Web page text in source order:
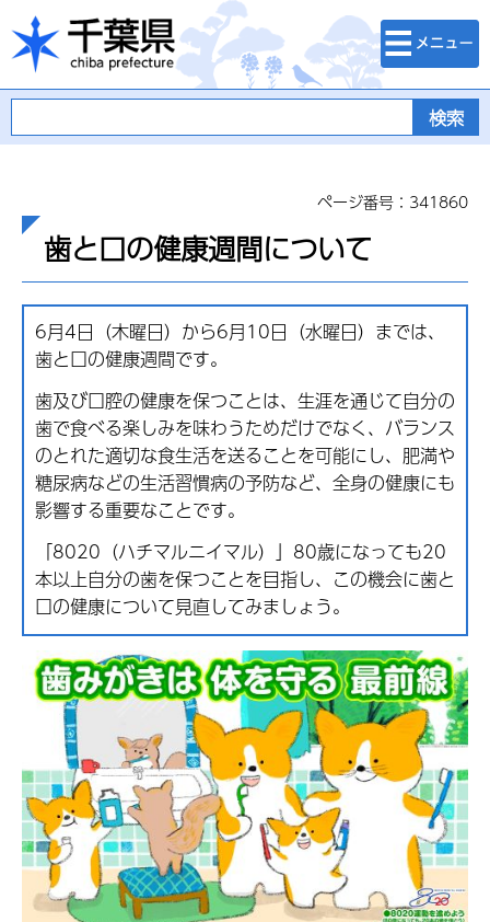
千葉県
検索・メニュ
ー
ページ番号：341860
歯と口の健康週間について
6月4日（木曜日）から6月10日（水曜日）までは、
歯と口の健康週間です。
歯及び口腔の健康を保つことは、生涯を通じて自分の
歯で食べる楽しみを味わうためだけでなく、バランス
のとれた適切な食生活を送ることを可能にし、肥満や
糖尿病などの生活習慣病の予防など、全身の健康にも
影響する重要なことです。
「8020（ハチマルニイマル）」80歳になっても20
本以上自分の歯を保つことを目指し、この機会に歯と
口の健康について見直してみましょう。